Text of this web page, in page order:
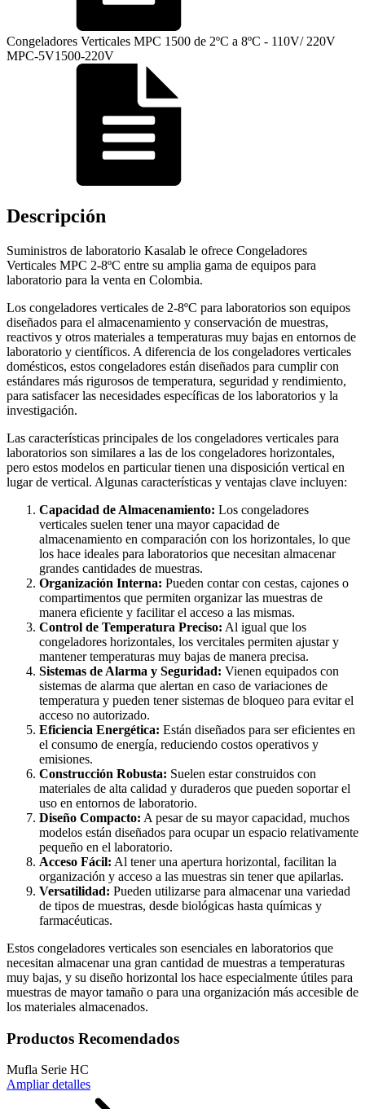
Congeladores Verticales MPC 1500 de 2ºC a 8ºC - 110V/ 220V
MPC-5V1500-220V
Descripción
Suministros de laboratorio Kasalab le ofrece Congeladores
Verticales MPC 2-8ºC entre su amplia gama de equipos para
laboratorio para la venta en Colombia.
Los congeladores verticales de 2-8ºC para laboratorios son equipos
diseñados para el almacenamiento y conservación de muestras,
reactivos y otros materiales a temperaturas muy bajas en entornos de
laboratorio y científicos. A diferencia de los congeladores verticales
domésticos, estos congeladores están diseñados para cumplir con
estándares más rigurosos de temperatura, seguridad y rendimiento,
para satisfacer las necesidades específicas de los laboratorios y la
investigación.
Las características principales de los congeladores verticales para
laboratorios son similares a las de los congeladores horizontales,
pero estos modelos en particular tienen una disposición vertical en
lugar de vertical. Algunas características y ventajas clave incluyen:
Capacidad de Almacenamiento: Los congeladores
verticales suelen tener una mayor capacidad de
almacenamiento en comparación con los horizontales, lo que
los hace ideales para laboratorios que necesitan almacenar
grandes cantidades de muestras.
Organización Interna: Pueden contar con cestas, cajones o
compartimentos que permiten organizar las muestras de
manera eficiente y facilitar el acceso a las mismas.
Control de Temperatura Preciso: Al igual que los
congeladores horizontales, los vercitales permiten ajustar y
mantener temperaturas muy bajas de manera precisa.
Sistemas de Alarma y Seguridad: Vienen equipados con
sistemas de alarma que alertan en caso de variaciones de
temperatura y pueden tener sistemas de bloqueo para evitar el
acceso no autorizado.
Eficiencia Energética: Están diseñados para ser eficientes en
el consumo de energía, reduciendo costos operativos y
emisiones.
Construcción Robusta: Suelen estar construidos con
materiales de alta calidad y duraderos que pueden soportar el
uso en entornos de laboratorio.
Diseño Compacto: A pesar de su mayor capacidad, muchos
modelos están diseñados para ocupar un espacio relativamente
pequeño en el laboratorio.
Acceso Fácil: Al tener una apertura horizontal, facilitan la
organización y acceso a las muestras sin tener que apilarlas.
Versatilidad: Pueden utilizarse para almacenar una variedad
de tipos de muestras, desde biológicas hasta químicas y
farmacéuticas.
Estos congeladores verticales son esenciales en laboratorios que
necesitan almacenar una gran cantidad de muestras a temperaturas
muy bajas, y su diseño horizontal los hace especialmente útiles para
muestras de mayor tamaño o para una organización más accesible de
los materiales almacenados.
Productos Recomendados
Mufla Serie HC
Ampliar detalles